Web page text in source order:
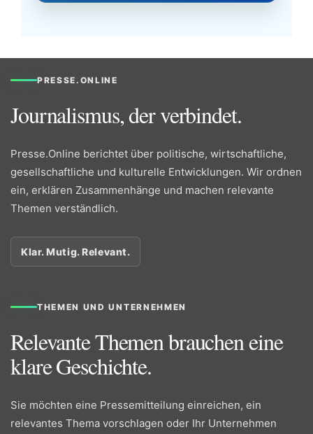
PRESSE.ONLINE
Journalismus, der verbindet.
Presse.Online berichtet über politische, wirtschaftliche,
gesellschaftliche und kulturelle Entwicklungen. Wir ordnen
ein, erklären Zusammenhänge und machen relevante
Themen verständlich.
Klar. Mutig. Relevant.
THEMEN UND UNTERNEHMEN
Relevante Themen brauchen eine
klare Geschichte.
Sie möchten eine Pressemitteilung einreichen, ein
relevantes Thema vorschlagen oder Ihr Unternehmen